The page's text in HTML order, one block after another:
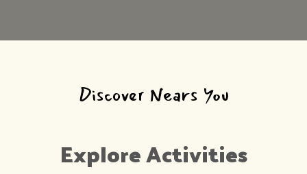
Discover Nears You
Explore Activities